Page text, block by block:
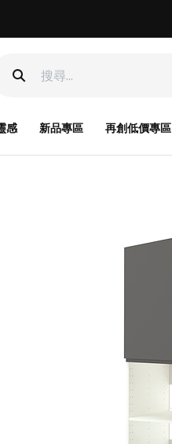
感 新品專區 再創低價專區